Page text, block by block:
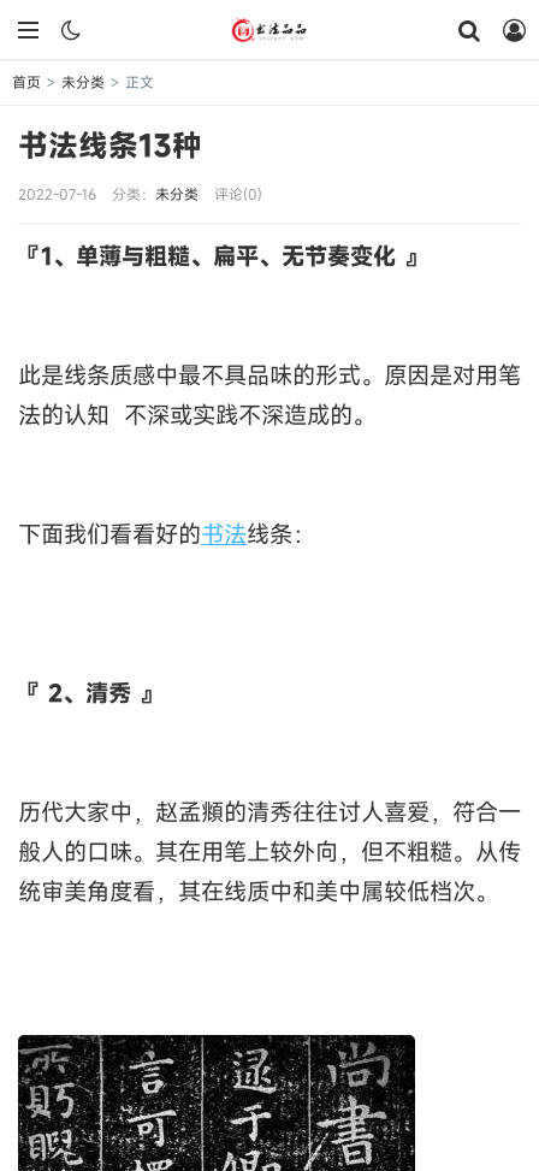
首页 > 未分类 > 正文
书法线条13种
2022-07-16 分类： 未分类 评论(0)
『1、单薄与粗糙、扁平、无节奏变化 』
此是线条质感中最不具品味的形式。原因是对用笔
法的认知 不深或实践不深造成的。
下面我们看看好的书法线条：
『 2、清秀 』
历代大家中，赵孟頫的清秀往往讨人喜爱，符合一
般人的口味。其在用笔上较外向，但不粗糙。从传
统审美角度看，其在线质中和美中属较低档次。